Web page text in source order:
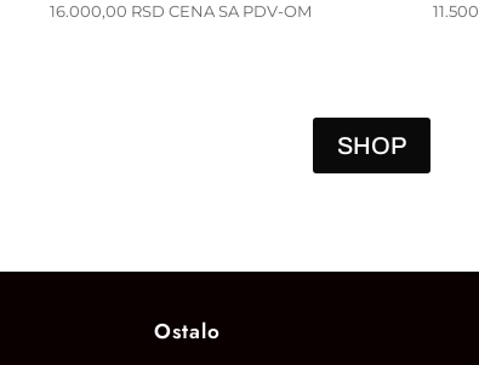
16.000,00 RSD CENA SA PDV-OM
SHOP
Ostalo